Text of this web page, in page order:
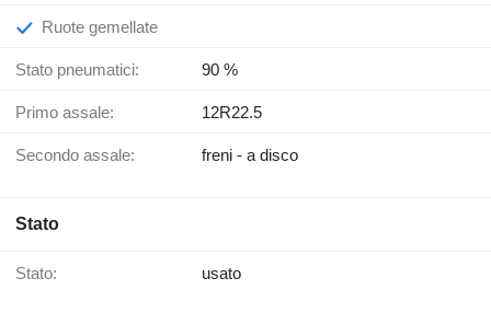
Ruote gemellate
Stato pneumatici: 90 %
Primo assale: 12R22.5
Secondo assale: freni - a disco
Stato
Stato: usato